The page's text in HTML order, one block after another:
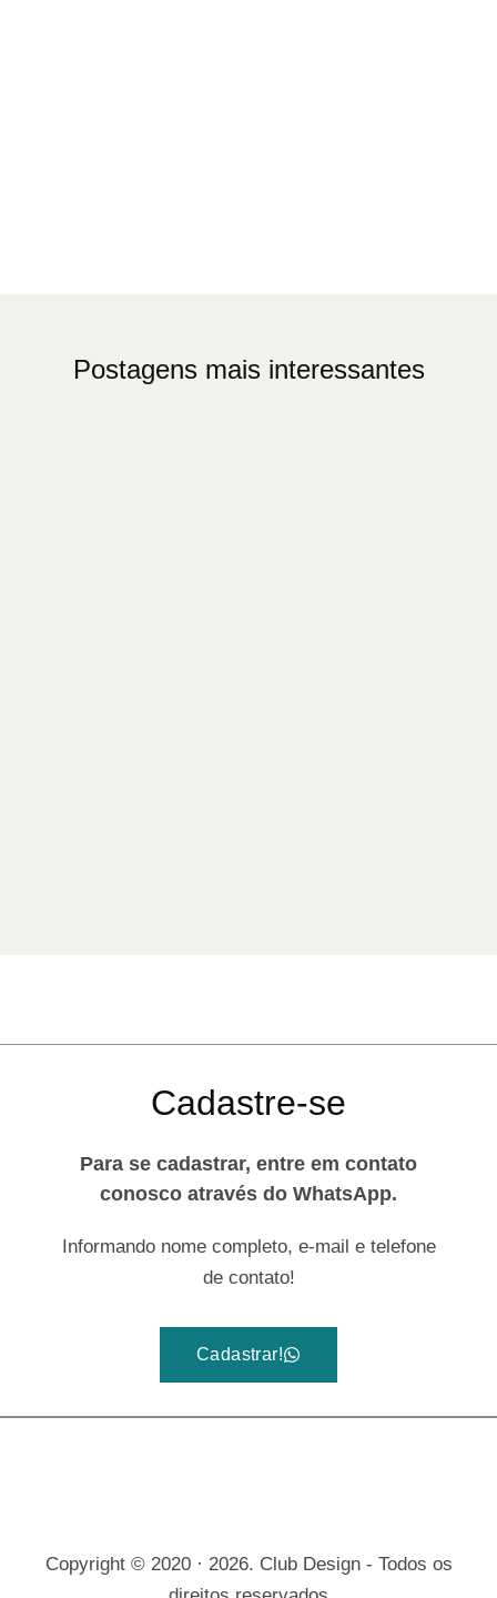
Postagens mais interessantes
Cadastre-se
Para se cadastrar, entre em contato
conosco através do WhatsApp.
Informando nome completo, e-mail e telefone
de contato!
Cadastrar!
Copyright © 2020 · 2026. Club Design - Todos os